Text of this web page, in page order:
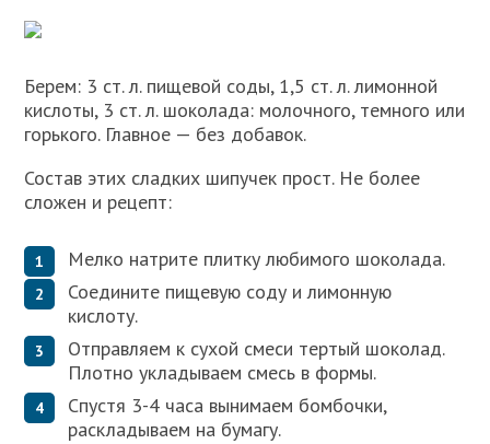
Берем: 3 ст. л. пищевой соды, 1,5 ст. л. лимонной
кислоты, 3 ст. л. шоколада: молочного, темного или
горького. Главное — без добавок.
Состав этих сладких шипучек прост. Не более
сложен и рецепт:
Мелко натрите плитку любимого шоколада.
Соедините пищевую соду и лимонную
кислоту.
Отправляем к сухой смеси тертый шоколад.
Плотно укладываем смесь в формы.
Спустя 3-4 часа вынимаем бомбочки,
раскладываем на бумагу.